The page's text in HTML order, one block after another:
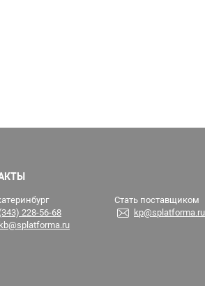
228-56-68
Стать поставщиком
kp@splatforma.ru